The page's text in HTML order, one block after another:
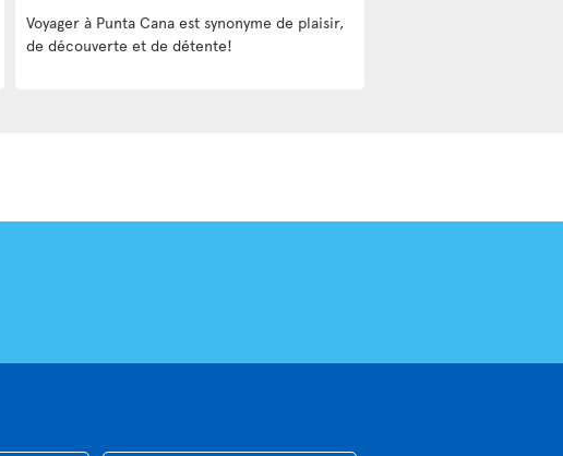
Voyager à Punta Cana est synonyme de plaisir,
de découverte et de détente!